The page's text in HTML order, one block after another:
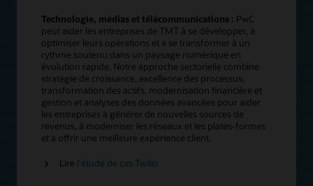
Technologie, médias et télécommunications : PwC
peut aider les entreprises de TMT à se développer, à
optimiser leurs opérations et à se transformer à un
rythme soutenu dans un paysage numérique en
évolution rapide. Notre approche sectorielle combine
stratégie de croissance, excellence des processus,
transformation des actifs, modernisation financière et
gestion et analyses des données avancées pour aider
les entreprises à générer de nouvelles sources de
revenus, à moderniser les réseaux et les plates-formes
et à offrir une meilleure expérience client.
Lire l'étude de cas Twilio